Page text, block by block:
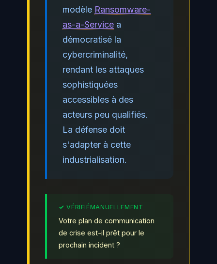
modèle Ransomware-
as-a-Service a
démocratisé la
cybercriminalité,
rendant les attaques
sophistiquées
accessibles à des
acteurs peu qualifiés.
La défense doit
s'adapter à cette
industrialisation.
Votre plan de communication
de crise est-il prêt pour le
prochain incident ?